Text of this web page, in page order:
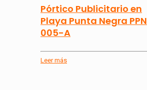
Pórtico Publicitario en
Playa Punta Negra PPN
005-A
Leer más